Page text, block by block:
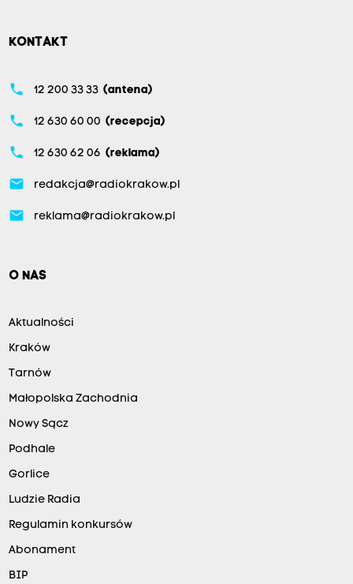
KONTAKT
phone 12 200 33 33 (antena)
phone 12 630 60 00 (recepcja)
phone 12 630 62 06 (reklama)
email redakcja@radiokrakow.pl
email reklama@radiokrakow.pl
O NAS
Aktualności
Kraków
Tarnów
Małopolska Zachodnia
Nowy Sącz
Podhale
Gorlice
Ludzie Radia
Regulamin konkursów
Abonament
BIP